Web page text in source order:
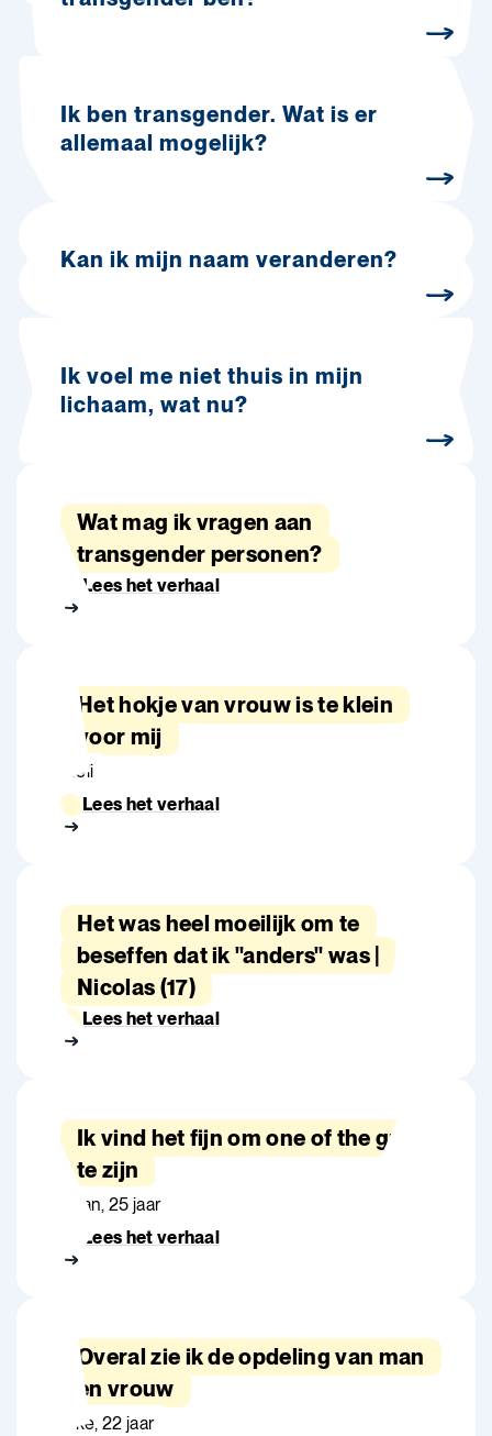
Ik ben transgender. Wat is er
allemaal mogelijk?
Kan ik mijn naam veranderen?
Ik voel me niet thuis in mijn
lichaam, wat nu?
Wat mag ik vragen aan
transgender personen?
Lees het verhaal
Het hokje van vrouw is te klein
voor mij
Meli
Lees het verhaal
Het was heel moeilijk om te
beseffen dat ik "anders" was |
Nicolas (17)
Lees het verhaal
Ik vind het fijn om one of the guys
te zijn
Daan, 25 jaar
Lees het verhaal
Overal zie ik de opdeling van man
en vrouw
Inke, 22 jaar